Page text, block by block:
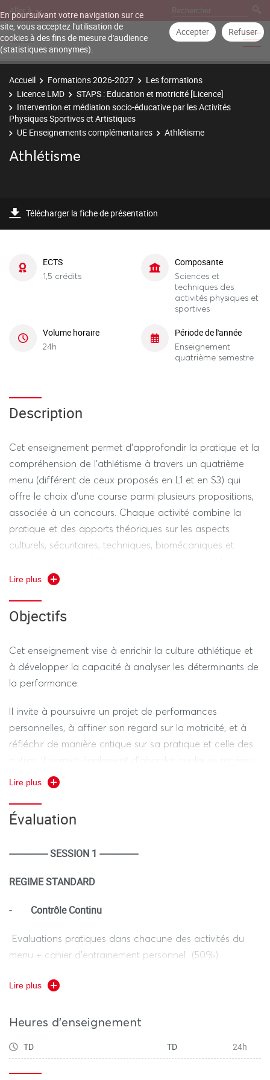
En poursuivant votre navigation sur ce
site, vous acceptez l'utilisation de
cookies à des fins de mesure d'audience
(statistiques anonymes).
Accepter Refuser
Aller à
Accueil Formations 2026-2027
Les formations
Licence LMD
STAPS : Education et motricité [Licence]
Intervention et médiation socio-éducative par les Activités
Physiques Sportives et Artistiques
UE Enseignements complémentaires
Athlétisme
Athlétisme
Télécharger la fiche de présentation
ECTS
1,5 crédits
Composante
Sciences et
techniques des
activités physiques et
sportives
Volume horaire
24h
Période de l'année
Enseignement
quatrième semestre
Description
Cet enseignement permet d’approfondir la pratique et la
compréhension de l’athlétisme à travers un quatrième
menu (différent de ceux proposés en L1 et en S3) qui
offre le choix d’une course parmi plusieurs propositions,
associée à un concours. Chaque activité combine la
pratique et des apports théoriques sur les aspects
culturels, sécuritaires, techniques, biomécaniques et
Quelques repères relatifs à l’entraînement en course sont
pédagogiques des activités athlétiques sont
approfondies
Lire plus
Objectifs
Cet enseignement vise à enrichir la culture athlétique et
à développer la capacité à analyser les déterminants de
la performance.
Il invite à poursuivre un projet de performances
personnelles, à affiner son regard sur la motricité, et à
réfléchir de manière critique sur sa pratique et celle des
autres. Il permet également d’aborder quelques repères
liés à l’entraînement en course.
Il encourage également à expérimenter progressivement
une posture d’intervenant, capable de concevoir et
à différents publics.
Lire plus
Évaluation
---------------- SESSION 1 ----------------
REGIME STANDARD
- Contrôle Continu
Evaluations pratiques dans chacune des activités du
menu + cahier d’entrainement personnel (50%)
DST (50%), en fin de TD Durée de l’ épreuves hors
REGIME DEROGATOIRE
Lire plus
Heures d'enseignement
TD TD 24h